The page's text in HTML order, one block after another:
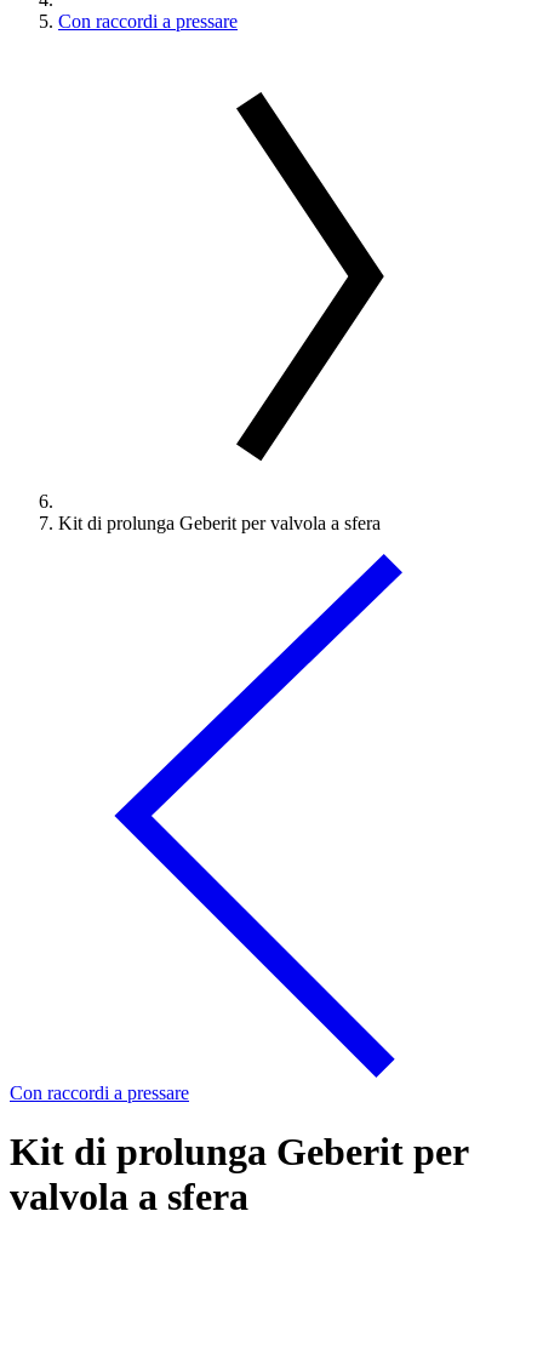
Con raccordi a pressare
Kit di prolunga Geberit per valvola a sfera
Con raccordi a pressare
Kit di prolunga Geberit per
valvola a sfera